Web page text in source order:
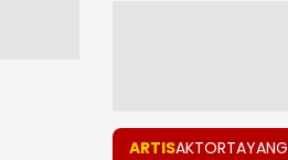
ARTISAKTORTAYANG